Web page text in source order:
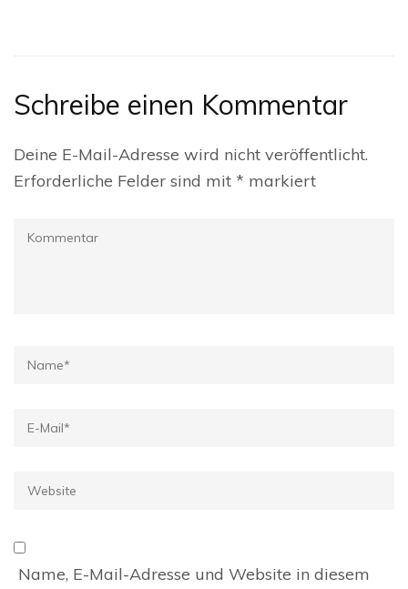
Schreibe einen Kommentar
Deine E-Mail-Adresse wird nicht veröffentlicht.
Erforderliche Felder sind mit * markiert
Kommentar
Name*
E-
Website
Name, E-Mail-Adresse und Website in diesem